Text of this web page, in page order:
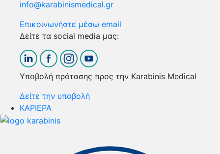
info@karabinismedical.gr
Επικοινωνήστε μέσω email
Δείτε τα social media μας:
Υποβολή πρότασης προς την Karabinis Medical
Δείτε την υποβολή
ΚΑΡΙΕΡΑ